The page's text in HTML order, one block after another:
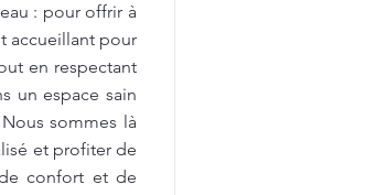
: pour offrir à
accueillant pour
en respectant
un espace sain
sommes là
et profiter de
confort et de